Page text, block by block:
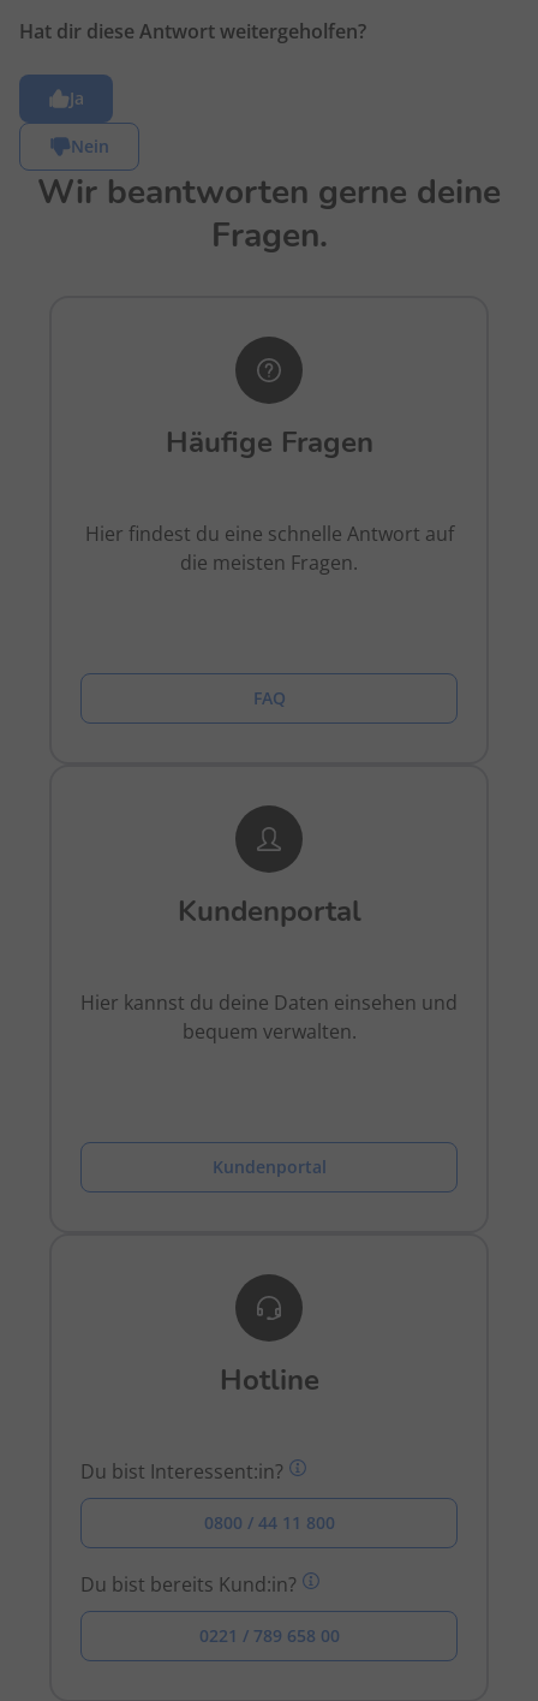
Hat dir diese Antwort weitergeholfen?
Ja
Nein
Wir beantworten gerne deine
Fragen.
Häufige Fragen
Hier findest du eine schnelle Antwort auf
die meisten Fragen.
FAQ
Kundenportal
Hier kannst du deine Daten einsehen und
bequem verwalten.
Kundenportal
Hotline
Du bist Interessent:in?
0800 / 44 11 800
Du bist bereits Kund:in?
0221 / 789 658 00